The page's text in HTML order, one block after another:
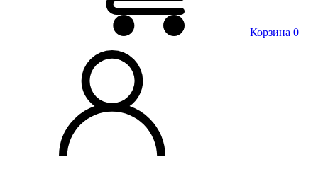
Корзина 0